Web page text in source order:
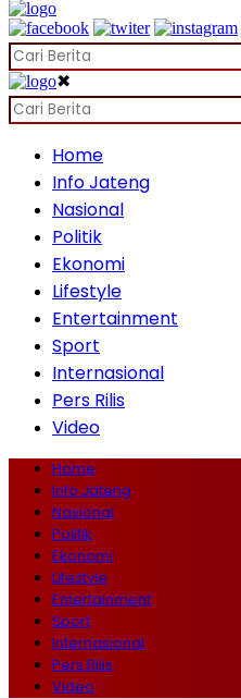
✖
Home
Info Jateng
Nasional
Politik
Ekonomi
Lifestyle
Entertainment
Sport
Internasional
Pers Rilis
Video
Home
Info Jateng
Nasional
Politik
Ekonomi
Lifestyle
Entertainment
Sport
Internasional
Pers Rilis
Video